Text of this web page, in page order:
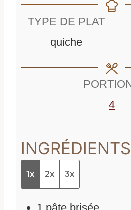
n
u
s
TYPE DE PLAT
quiche
4
INGRÉDIENTS
1x 2x 3x
1 pâte brisée